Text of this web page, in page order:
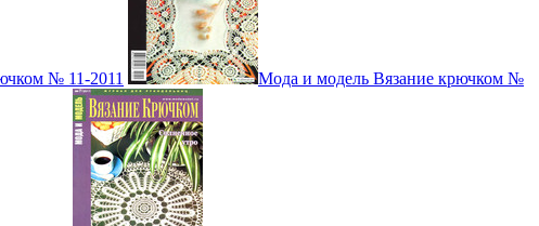
№ 11-2011 Мода и модель Вязание крючком №